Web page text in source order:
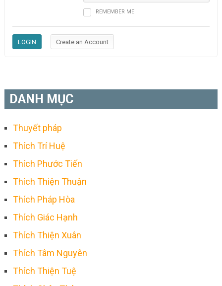
REMEMBER ME
DANH MỤC
Thuyết pháp
Thích Trí Huệ
Thích Phước Tiến
Thích Thiện Thuận
Thích Pháp Hòa
Thích Giác Hạnh
Thích Thiện Xuân
Thích Tâm Nguyên
Thích Thiện Tuệ